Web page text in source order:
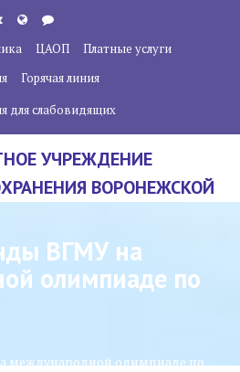
ЦАОП
Платные услуги
Горячая линия
для слабовидящих
УЧРЕЖДЕНИЕ
ВОРОНЕЖСКОЙ
НАУЧНО-
ОНКОЛОГИЧЕСКИЙ
ВГМУ на
олимпиаде по
международной олимпиаде по